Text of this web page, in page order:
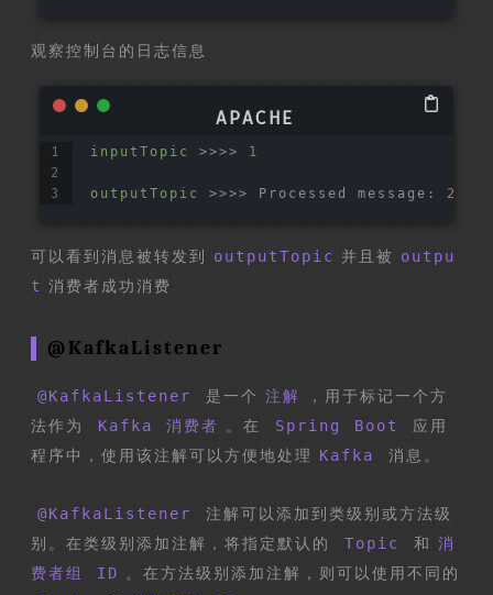
观察控制台的日志信息
inputTopic >>>> 1
outputTopic >>>> Processed message: 2
可以看到消息被转发到 outputTopic 并且被
outpu
t 消费者成功消费
@KafkaListener
@KafkaListener 是一个 注解
，用于标记一个方
法作为
Kafka 消费者 。在 Spring Boot
应用
程序中，使用该注解可以方便地处理
Kafka 消息。
@KafkaListener
注解可以添加到类级别或方法级
别。在类级别添加注解，将指定默认的
Topic 和 消
费者组 ID 。在方法级别添加注解，则可以使用不同的